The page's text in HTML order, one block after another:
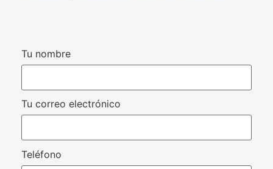
Tu nombre
Tu correo electrónico
Teléfono